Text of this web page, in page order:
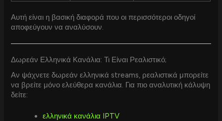
Αυτή είναι η βασική διαφορά που οι περισσότεροι οδηγοί
αποφεύγουν να αναλύσουν.
Δωρεάν Ελληνικά Κανάλια: Τι Είναι Ρεαλιστικό;
Αν ψάχνετε δωρεάν ελληνικά streams, ρεαλιστικά μπορείτε
να βρείτε μόνο ελεύθερα κανάλια. Για πιο αναλυτική κάλυψη
δείτε:
ελληνικά κανάλια IPTV